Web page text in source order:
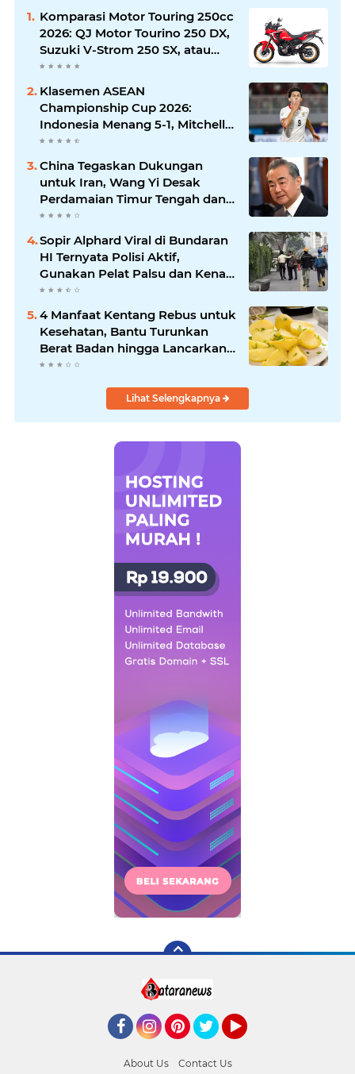
Komparasi Motor Touring 250cc
2026: QJ Motor Tourino 250 DX,
Suzuki V-Strom 250 SX, atau
Kawasaki Versys-X 250?
Klasemen ASEAN
Championship Cup 2026:
Indonesia Menang 5-1, Mitchell
Baker Hattrick dan Puncaki Top
China Tegaskan Dukungan
untuk Iran, Wang Yi Desak
Perdamaian Timur Tengah dan
Soroti Ketegangan dengan AS
Sopir Alphard Viral di Bundaran
HI Ternyata Polisi Aktif,
Gunakan Pelat Palsu dan Kena
Tilang
4 Manfaat Kentang Rebus untuk
Kesehatan, Bantu Turunkan
Berat Badan hingga Lancarkan
Pencernaan
Lihat Selengkapnya
About Us Contact Us